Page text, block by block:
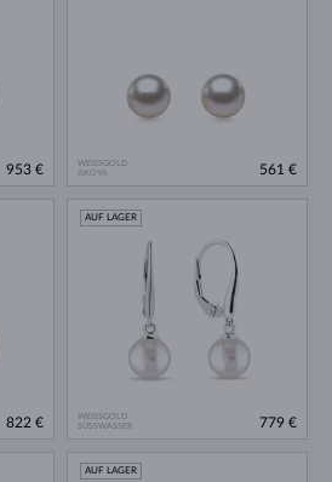
953 €
WEISSGOLD
AKOYA
561 €
822 €
WEISSGOLD
SÜSSWASSER
AUF LAGER
779 €
AUF LAGER